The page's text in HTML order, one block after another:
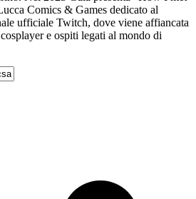
Comics & Games dedicato al
ufficiale Twitch, dove viene affiancata
e ospiti legati al mondo di